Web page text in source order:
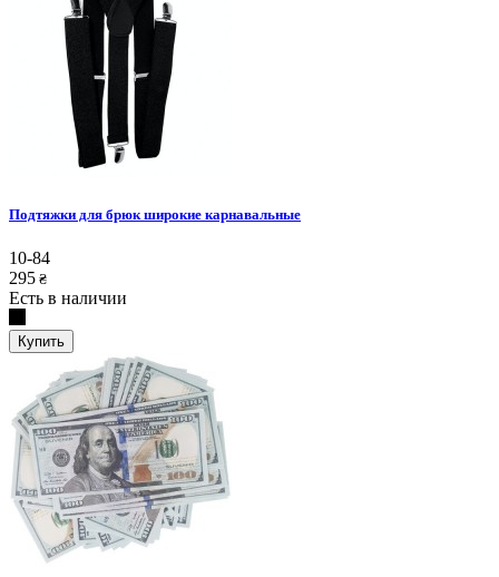
Подтяжки для брюк широкие карнавальные
10-84
295 ₴
Есть в наличии
Купить